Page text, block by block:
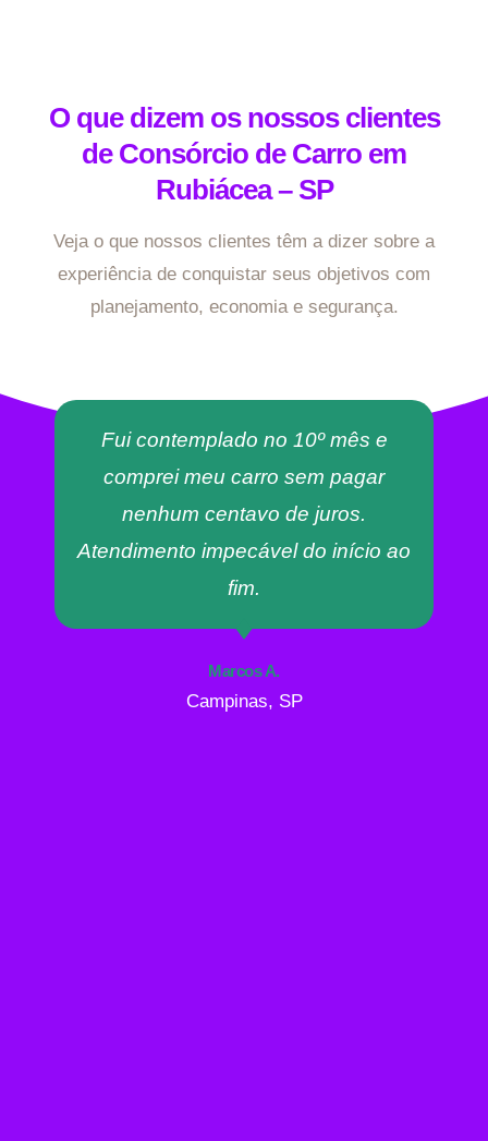
O que dizem os nossos clientes
de Consórcio de Carro em
Rubiácea – SP
Veja o que nossos clientes têm a dizer sobre a
experiência de conquistar seus objetivos com
planejamento, economia e segurança.
Fui contemplado no 10º mês e
comprei meu carro sem pagar
nenhum centavo de juros.
Atendimento impecável do início ao
fim.
Marcos A.
Campinas, SP